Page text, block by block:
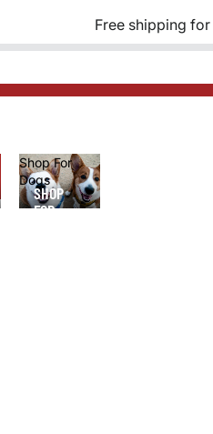
Free shipping
Shop For
Dogs
SHOP
FOR